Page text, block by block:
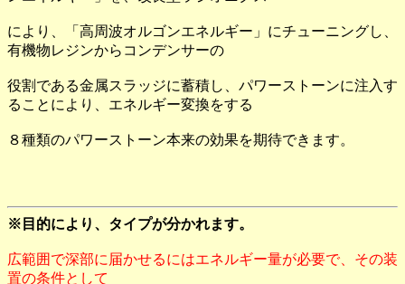
により、「高周波オルゴンエネルギー」にチューニングし、
有機物レジンからコンデンサーの
役割である金属スラッジに蓄積し、パワーストーンに注入す
ることにより、エネルギー変換をする
８種類のパワーストーン本来の効果を期待できます。
※目的により、タイプが分かれます。
広範囲で深部に届かせるにはエネルギー量が必要で、その装
置の条件として